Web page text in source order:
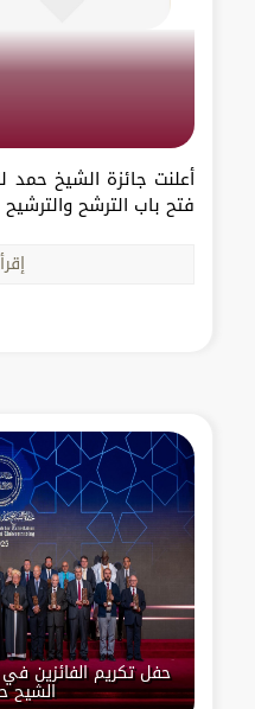
أعلنت جائزة الشيخ حمد
فتح باب الترشح
حفل تكريم الفائزين في
الشيح